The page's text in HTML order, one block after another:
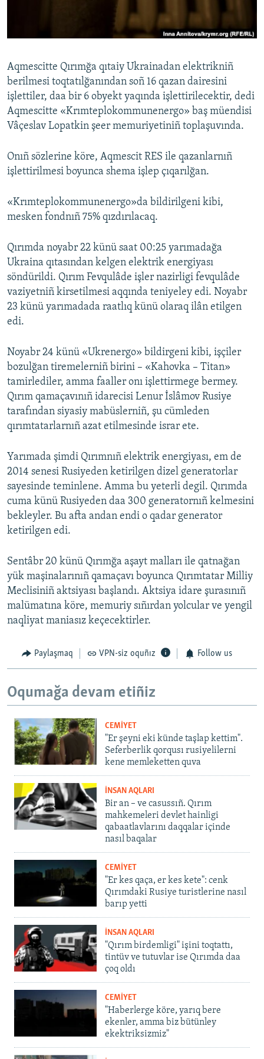
Українською
QOŞULIÑIZ!
RFE/RS bütün saytları
Aqmescitte Qırımğa qıtaiy Ukrainadan elektrikniñ
berilmesi toqtatılğanından soñ 16 qazan dairesini
işlettiler, daa bir 6 obyekt yaqında işlettirilecektir, dedi
Aqmescitte «Krımteplokommunenergo» baş müendisi
Vâçeslav Lopatkin şeer memuriyetiniñ toplaşuvında.
Onıñ sözlerine köre, Aqmescit RES ile qazanlarnıñ
işlettirilmesi boyunca shema işlep çıqarılğan.
«Krımteplokommunenergo»da bildirilgeni kibi,
mesken fondnıñ 75% qızdırılaсaq.
Qırımda noyabr 22 künü saat 00:25 yarımadağa
Ukraina qıtasından kelgen elektrik energiyası
söndürildi. Qırım Fevqulâde işler nazirligi fevqulâde
vaziyetniñ kirsetilmesi aqqında teniyeley edi. Noyabr
23 künü yarımadada raatlıq künü olaraq ilân etilgen
edi.
Noyabr 24 künü «Ukrenergo» bildirgeni kibi, işçiler
bozulğan tiremelerniñ birini – «Kahovka – Titan»
tamirlediler, amma faaller onı işlettirmege bermey.
Qırım qamaçavınıñ idarecisi Lenur İslâmov Rusiye
tarafından siyasiy mabüslerniñ, şu cümleden
qırımtatarlarnıñ azat etilmesinde israr ete.
Yarımada şimdi Qırımnıñ elektrik energiyası, em de
2014 senesi Rusiyeden ketirilgen dizel generatorlar
sayesinde teminlene. Amma bu yeterli degil. Qırımda
cuma künü Rusiyeden daa 300 generatornıñ kelmesini
bekleyler. Bu afta andan endi o qadar generator
ketirilgen edi.
Sentâbr 20 künü Qırımğa aşayt malları ile qatnağan
yük maşinalarınıñ qamaçavı boyunca Qırımtatar Milliy
Meclisiniñ aktsiyası başlandı. Aktsiya idare şurasınıñ
malümatına köre, memuriy sıñırdan yolcular ve yengil
naqliyat maniasız keçecektirler.
Paylaşmaq VPN-siz oquñız Follow us
Oqumağa devam etiñiz
CEMİYET
"Er şeyni eki künde taşlap kettim".
Seferberlik qorqusı rusiyelilerni
kene memleketten quva
İNSAN AQLARI
Bir an – ve casussıñ. Qırım
mahkemeleri devlet hainligi
qabaatlavlarını daqqalar içinde
nasıl baqalar
CEMİYET
"Er kes qaça, er kes kete": cenk
Qırımdaki Rusiye turistlerine nasıl
barıp yetti
İNSAN AQLARI
"Qırım birdemligi" işini toqtattı,
tintüv ve tutuvlar ise Qırımda daa
çoq oldı
CEMİYET
"Haberlerge köre, yarıq bere
ekenler, amma biz bütünley
ekektriksizmiz"